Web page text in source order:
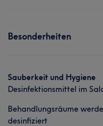
Besonderheiten
Sauberkeit und Hygiene
Desinfektionsmittel im
Behandlungsräume
desinfiziert